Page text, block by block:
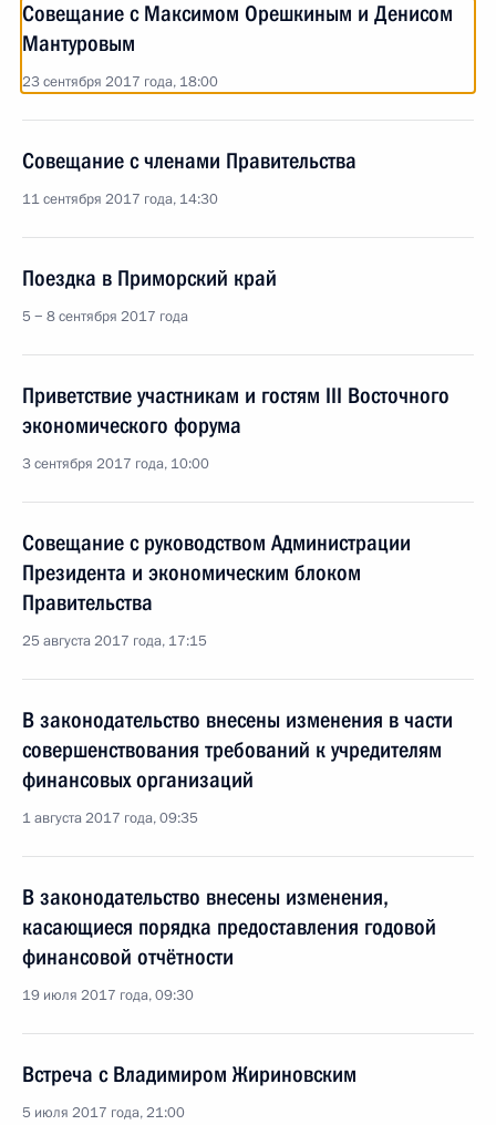
Совещание с Максимом Орешкиным и Денисом
Мантуровым
23 сентября 2017 года, 18:00
Совещание с членами Правительства
11 сентября 2017 года, 14:30
Поездка в Приморский край
5 − 8 сентября 2017 года
Приветствие участникам и гостям III Восточного
экономического форума
3 сентября 2017 года, 10:00
Совещание с руководством Администрации
Президента и экономическим блоком
Правительства
25 августа 2017 года, 17:15
В законодательство внесены изменения в части
совершенствования требований к учредителям
финансовых организаций
1 августа 2017 года, 09:35
В законодательство внесены изменения,
касающиеся порядка предоставления годовой
финансовой отчётности
19 июля 2017 года, 09:30
Встреча с Владимиром Жириновским
5 июля 2017 года, 21:00